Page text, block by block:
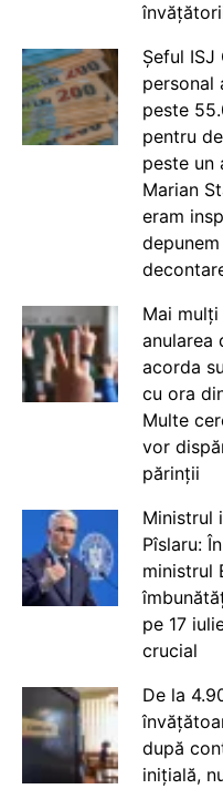
Șeful
personal
peste
pentru
peste un
Marian
eram
Mai
anularea
acorda
cu ora
Multe
vor
părinții
Ministrul
Pîslaru:
ministrul
pe 17
crucial
De la
după
inițială,